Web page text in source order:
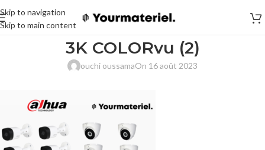
Skip to navigation
Skip to main content
3K COLORvu (2)
ouchi oussamaOn 16 août 2023